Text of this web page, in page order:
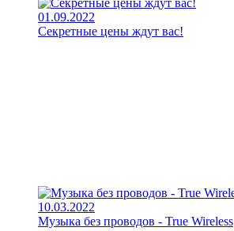
01.09.2022
Секретные цены ждут вас!
10.03.2022
Музыка без проводов - True Wireless